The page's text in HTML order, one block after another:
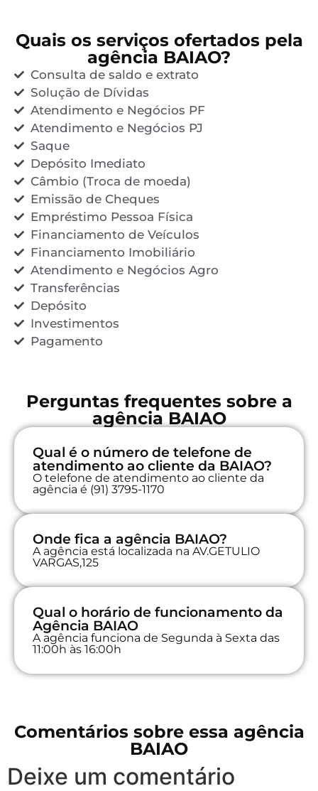
Quais os serviços ofertados pela
agência BAIAO?
Consulta de saldo e extrato
Solução de Dívidas
Atendimento e Negócios PF
Atendimento e Negócios PJ
Saque
Depósito Imediato
Câmbio (Troca de moeda)
Emissão de Cheques
Empréstimo Pessoa Física
Financiamento de Veículos
Financiamento Imobiliário
Atendimento e Negócios Agro
Transferências
Depósito
Investimentos
Pagamento
Perguntas frequentes sobre a
agência BAIAO
Qual é o número de telefone de
atendimento ao cliente da BAIAO?
O telefone de atendimento ao cliente da
agência é (91) 3795-1170
Onde fica a agência BAIAO?
A agência está localizada na AV.GETULIO
VARGAS,125
Qual o horário de funcionamento da
Agência BAIAO
A agência funciona de Segunda à Sexta das
11:00h às 16:00h
Comentários sobre essa agência
BAIAO
Deixe um comentário